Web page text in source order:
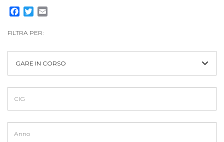
Facebook
Twitter
FILTRA PER:
GARE IN CORSO